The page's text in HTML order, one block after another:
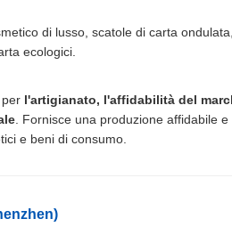
di lusso, scatole di carta
ecologici.
l'artigianato, l'affidabilità del
. Fornisce una produzione affidabile
e beni di consumo.